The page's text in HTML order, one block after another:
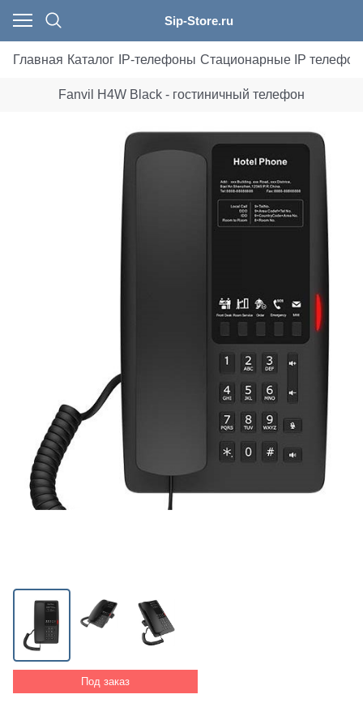
Sip-Store.ru
Главная Каталог IP-телефоны Стационарные IP
Fanvil H4W Black - гостиничный телефон
Под заказ